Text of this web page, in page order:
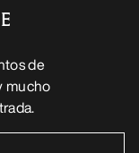
de
mucho